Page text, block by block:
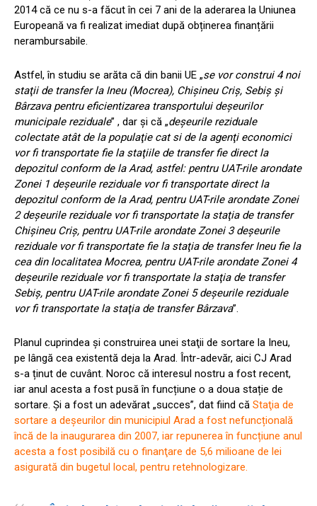
2014 că ce nu s-a făcut în cei 7 ani de la aderarea la Uniunea
Europeană va fi realizat imediat după obținerea finanțării
nerambursabile.
Astfel, în studiu se arăta că din banii UE „se vor construi 4 noi
staţii de transfer la Ineu (Mocrea), Chişineu Criş, Sebiş şi
Bârzava pentru eficientizarea transportului deşeurilor
municipale reziduale” , dar și că „deşeurile reziduale
colectate atât de la populaţie cat si de la agenţi economici
vor fi transportate fie la staţiile de transfer fie direct la
depozitul conform de la Arad, astfel: pentru UAT-rile arondate
Zonei 1 deşeurile reziduale vor fi transportate direct la
depozitul conform de la Arad, pentru UAT-rile arondate Zonei
2 deşeurile reziduale vor fi transportate la staţia de transfer
Chișineu Criș, pentru UAT-rile arondate Zonei 3 deşeurile
reziduale vor fi transportate fie la staţia de transfer Ineu fie la
cea din localitatea Mocrea, pentru UAT-rile arondate Zonei 4
deşeurile reziduale vor fi transportate la staţia de transfer
Sebiș, pentru UAT-rile arondate Zonei 5 deşeurile reziduale
vor fi transportate la staţia de transfer Bârzava”.
Planul cuprindea și construirea unei staţii de sortare la Ineu,
pe lângă cea existentă deja la Arad. Într-adevăr, aici CJ Arad
s-a ținut de cuvânt. Noroc că interesul nostru a fost recent,
iar anul acesta a fost pusă în funcțiune o a doua stație de
sortare. Și a fost un adevărat „succes”, dat fiind că Staţia de
sortare a deşeurilor din municipiul Arad a fost nefuncțională
încă de la inaugurarea din 2007, iar repunerea în funcțiune anul
acesta a fost posibilă cu o finanţare de 5,6 milioane de lei
asigurată din bugetul local, pentru retehnologizare.